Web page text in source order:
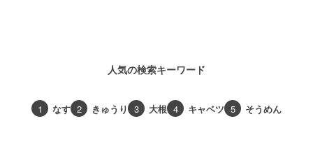
人気の検索キーワード
1 なす 2 きゅうり 3 大根 4 キャベツ 5 そうめん